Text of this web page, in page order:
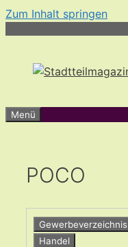
Zum Inhalt springen
Menü
POCO
Gewerbeverzeichnis
Handel